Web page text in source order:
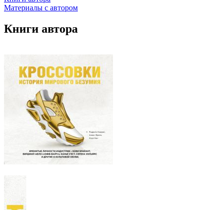
Материалы с автором
Книги автора